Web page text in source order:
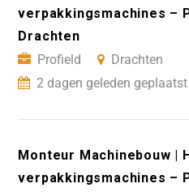
verpakkingsmachines –
Drachten
Profield
Drachten
2 dagen geleden geplaatst
Monteur Machinebouw |
verpakkingsmachines –